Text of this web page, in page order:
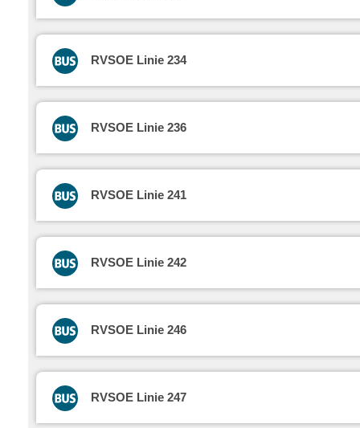
RVSOE Linie 234
RVSOE Linie 236
RVSOE Linie 241
RVSOE Linie 242
RVSOE Linie 246
RVSOE Linie 247